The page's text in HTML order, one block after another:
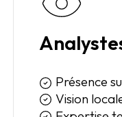
Présence
Vision